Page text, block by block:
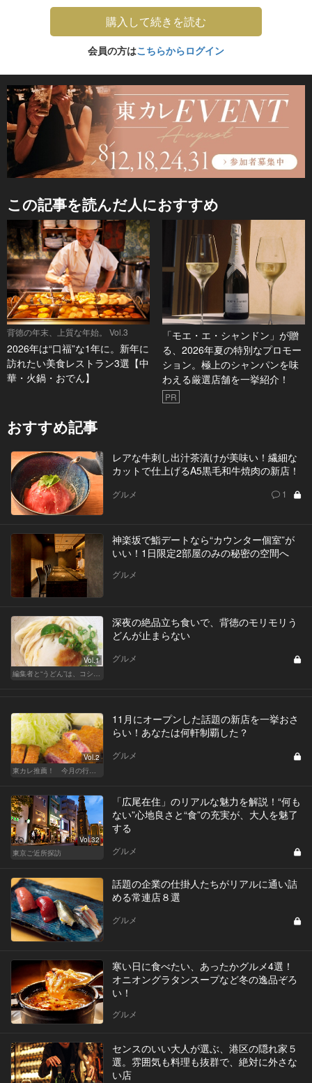
購入して続きを読む
会員の方はこちらからログイン
この記事を読んだ人におすすめ
背徳の年末、上質な年始。 Vol.3
2026年は“口福”な1年に。新年に
訪れたい美食レストラン3選【中
華・火鍋・おでん】
「モエ・エ・シャンドン」が贈
る、2026年夏の特別なプロモー
ション。極上のシャンパンを味
わえる厳選店舗を一挙紹介！
PR
おすすめ記事
レアな牛刺し出汁茶漬けが美味い！繊細な
カットで仕上げるA5黒毛和牛焼肉の新店！
グルメ 1
神楽坂で鮨デートなら“カウンター個室”が
いい！1日限定2部屋のみの秘密の空間へ
グルメ
Vol.1
編集者と“うどん”は、コシと粘りが大切です
深夜の絶品立ち食いで、背徳のモリモリう
どんが止まらない
グルメ
Vol.2
東カレ推薦！ 今月の行くべき店
11月にオープンした話題の新店を一挙おさ
らい！あなたは何軒制覇した？
グルメ
Vol.32
東京ご近所探訪
「広尾在住」のリアルな魅力を解説！“何も
ない”心地良さと“食”の充実が、大人を魅了
する
グルメ
話題の企業の仕掛人たちがリアルに通い詰
める常連店８選
グルメ
寒い日に食べたい、あったかグルメ4選！
オニオングラタンスープなど冬の逸品ぞろ
い！
グルメ
センスのいい大人が選ぶ、港区の隠れ家５
選。雰囲気も料理も抜群で、絶対に外さな
い店